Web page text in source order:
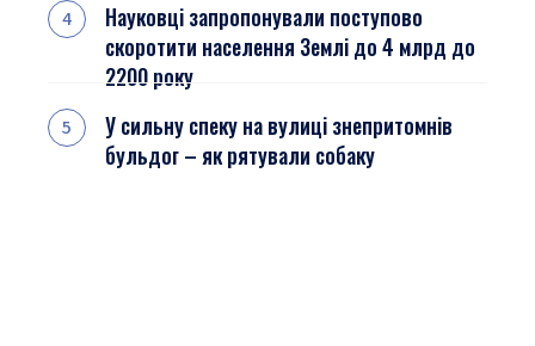
Науковці запропонували поступово
скоротити населення Землі до 4 млрд до
2200 року
У сильну спеку на вулиці знепритомнів
бульдог – як рятували собаку